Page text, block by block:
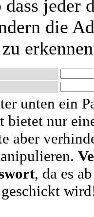
jeder
die
unten ein
bietet nur
aber
, da es